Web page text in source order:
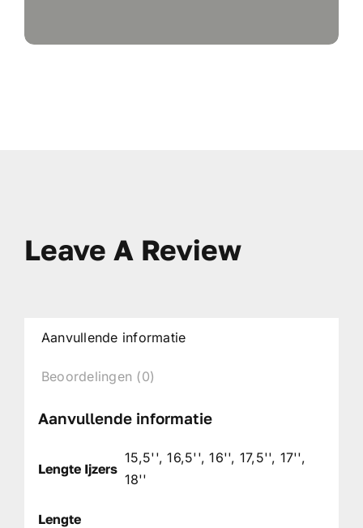
Leave A Review
Aanvullende informatie
Beoordelingen (0)
Aanvullende informatie
Lengte Ijzers
15,5'', 16,5'', 16'', 17,5'', 17'',
18''
Lengte